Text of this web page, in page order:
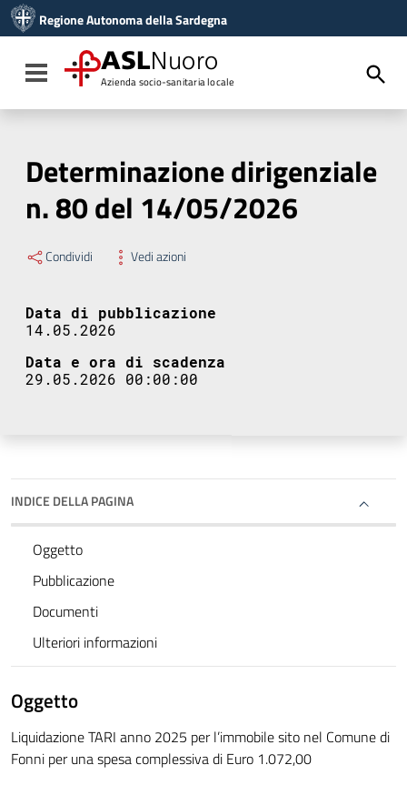
Vai al menu di navigazione
Vai al footer
Regione Autonoma della Sardegna
Toggle navigation
ASLNuoro
Azienda socio-sanitaria locale
Determinazione dirigenziale
n. 80 del 14/05/2026
Condividi Vedi azioni
Data di pubblicazione
14.05.2026
Data e ora di scadenza
29.05.2026 00:00:00
INDICE DELLA PAGINA
Oggetto
Pubblicazione
Documenti
Ulteriori informazioni
Oggetto
Liquidazione TARI anno 2025 per l’immobile sito nel Comune di
Fonni per una spesa complessiva di Euro 1.072,00